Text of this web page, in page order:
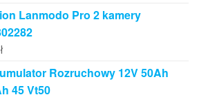
Lanmodo Pro 2 kamery
Rozruchowy 12V 50Ah
45 Vt50